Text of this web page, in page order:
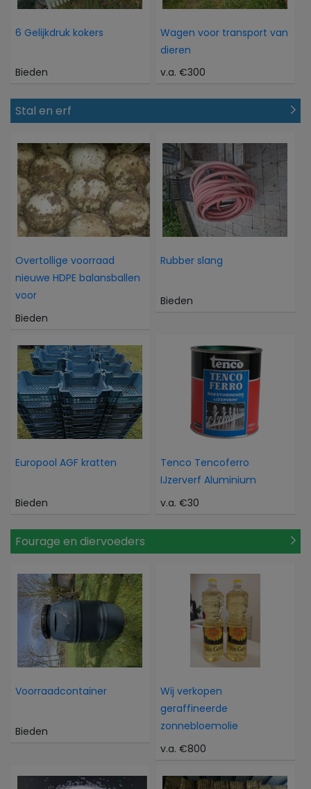
6 Gelijkdruk kokers
Bieden
Wagen voor transport van
dieren
v.a. €300
Stal en erf
Overtollige voorraad
nieuwe HDPE balansballen
voor
Bieden
Rubber slang
Bieden
Europool AGF kratten
Bieden
Tenco Tencoferro
IJzerverf Aluminium
v.a. €30
Fourage en diervoeders
Voorraadcontainer
Bieden
Wij verkopen
geraffineerde
zonnebloemolie
v.a. €800